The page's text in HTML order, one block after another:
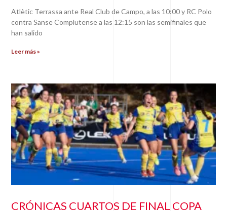
Atlètic Terrassa ante Real Club de Campo, a las 10:00 y RC Polo
contra Sanse Complutense a las 12:15 son las semifinales que
han salido
Leer más »
CRÓNICAS CUARTOS DE FINAL COPA